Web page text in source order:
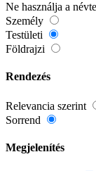
Ne használja a
Személy
Testületi
Földrajzi
Rendezés
Relevancia szerint
Sorrend
Megjelenítés